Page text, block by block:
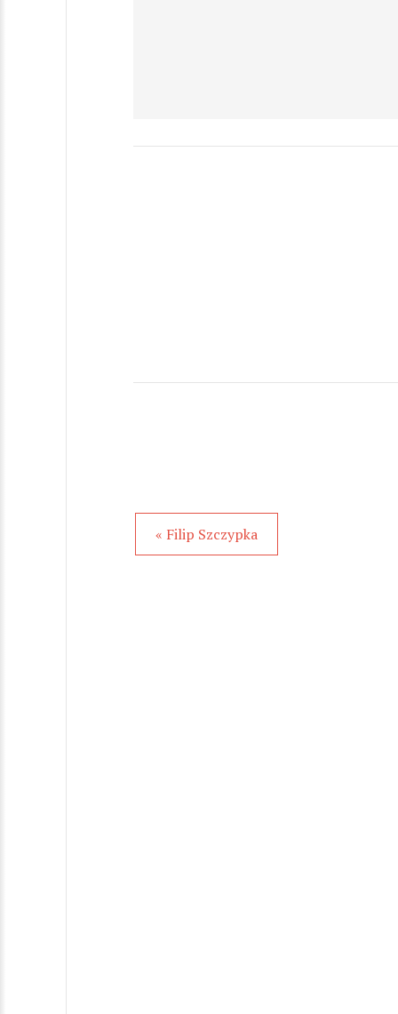
« Filip Szczypka